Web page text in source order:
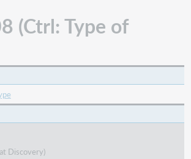
(Ctrl: Type of
Discovery)